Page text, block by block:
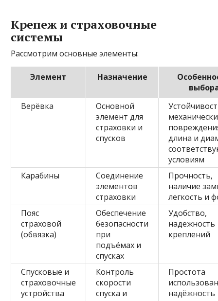
Крепеж и страховочные
системы
Рассмотрим основные элементы:
Элемент Назначение
Верёвка
Основной
элемент для
страховки и
спусков
длина и
условиям
Карабины
Соединение
элементов
страховки
Прочность,
наличие
легкость и
Пояс
страховой
(обвязка)
Обеспечение
безопасности
при
подъёмах и
спусках
Удобство,
надежность
креплений
Спусковые и
страховочные
устройства
Контроль
скорости
спуска и
Простота
надёжность